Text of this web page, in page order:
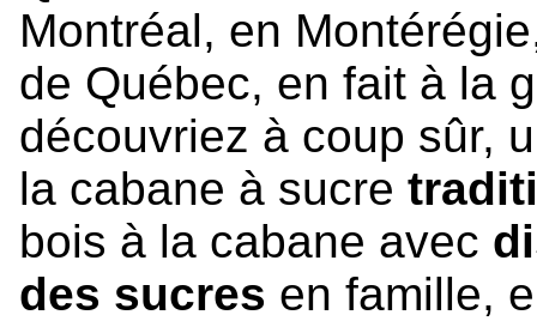
Montréal, en
de Québec, en fait à la
découvriez à coup sûr,
la cabane à sucre
bois à la cabane avec
des sucres en famille,